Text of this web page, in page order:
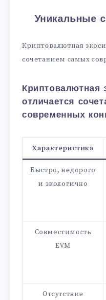
Уникальные
Криптовалютная
сочетанием самых
Криптовалютная
отличается
современных
Характеристика
Быстро, недорого
и экологично
Совместимость
EVM
Отсутствие